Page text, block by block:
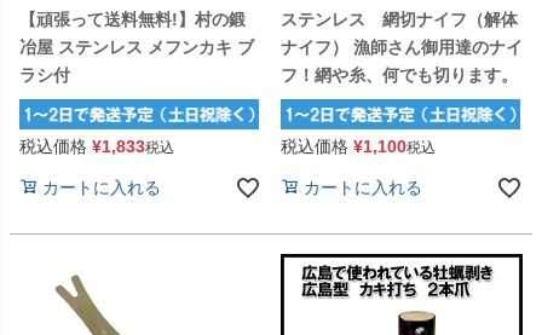
【頑張って送料無料!】村の鍛
冶屋 ステンレス メフンカキ ブ
ラシ付
税込価格 ¥1,833税込
カートに入れる
ステンレス 網切ナイフ（解体
ナイフ） 漁師さん御用達のナイ
フ！網や糸、何でも切ります。
税込価格 ¥1,100税込
カートに入れる